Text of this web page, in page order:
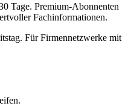
Tage. Premium-Abonnenten
Fachinformationen.
Für Firmennetzwerke mit